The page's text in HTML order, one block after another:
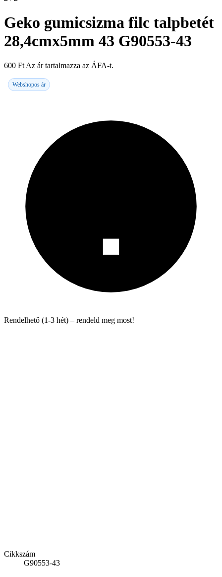
Geko gumicsizma filc talpbetét
28,4cmx5mm 43 G90553-43
600 Ft Az ár tartalmazza az ÁFA-t.
Webshopos ár
Rendelhető (1-3 hét) – rendeld meg most!
Cikkszám
G90553-43